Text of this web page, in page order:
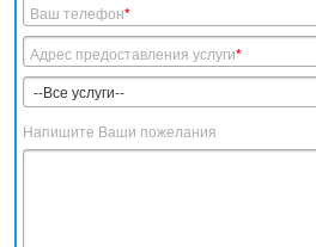
Ваш телефон*
Адрес предоставления услуги*
Напишите Ваши пожелания